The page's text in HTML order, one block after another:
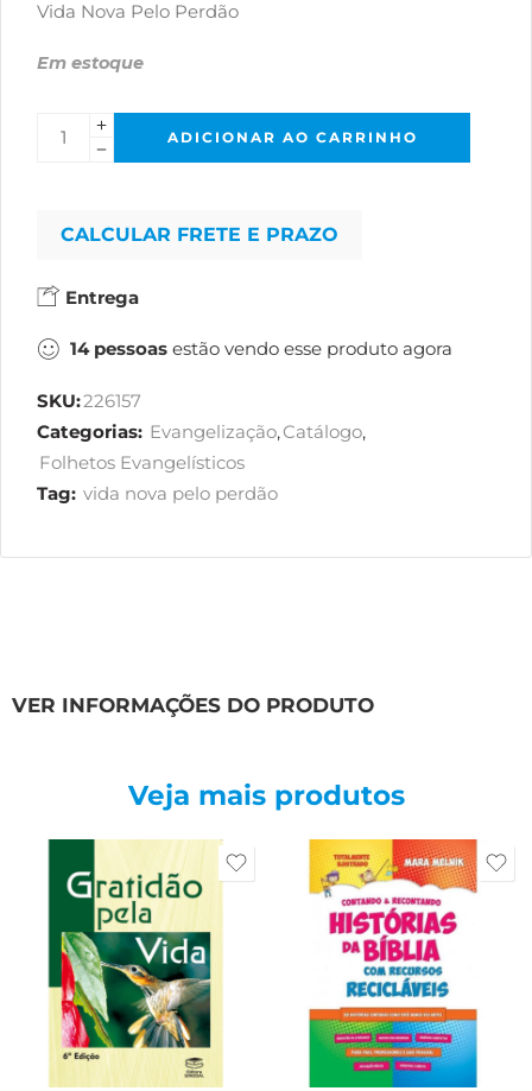
Vida Nova Pelo Perdão
Em estoque
ADICIONAR AO CARRINHO
CALCULAR FRETE E PRAZO
Entrega
14 pessoas estão vendo esse produto agora
SKU:226157
Categorias: Evangelização,Catálogo,
Folhetos Evangelísticos
Tag: vida nova pelo perdão
VER INFORMAÇÕES DO PRODUTO
Veja mais produtos